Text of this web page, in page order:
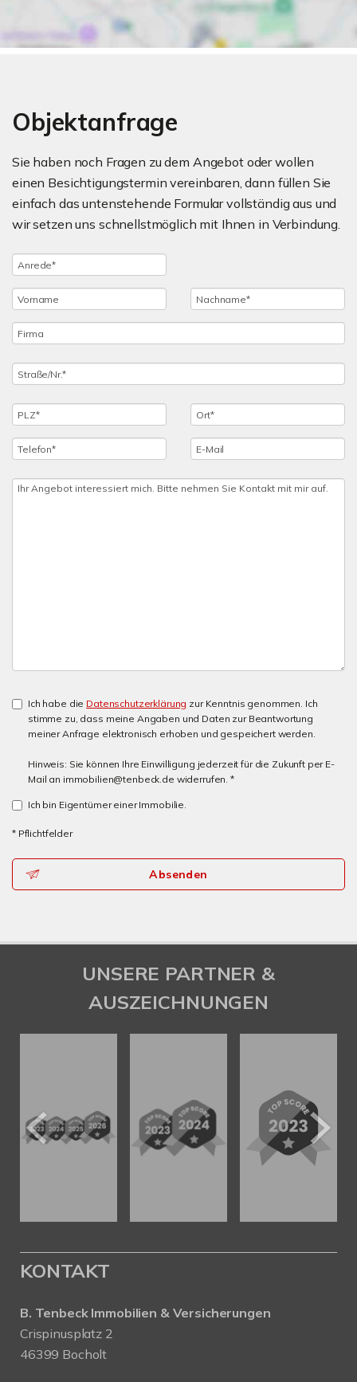
Objektanfrage
Sie haben noch Fragen zu dem Angebot oder wollen
einen Besichtigungstermin vereinbaren, dann füllen Sie
einfach das untenstehende Formular vollständig aus und
wir setzen uns schnellstmöglich mit Ihnen in Verbindung.
Ich habe die Datenschutzerklärung zur Kenntnis genommen. Ich
stimme zu, dass meine Angaben und Daten zur Beantwortung
meiner Anfrage elektronisch erhoben und gespeichert werden.
Hinweis: Sie können Ihre Einwilligung jederzeit für die Zukunft per E-
Mail an immobilien@tenbeck.de widerrufen. *
Ich bin Eigentümer einer Immobilie.
* Pflichtfelder
Absenden
UNSERE PARTNER &
AUSZEICHNUNGEN
KONTAKT
B. Tenbeck Immobilien & Versicherungen
Crispinusplatz 2
46399 Bocholt